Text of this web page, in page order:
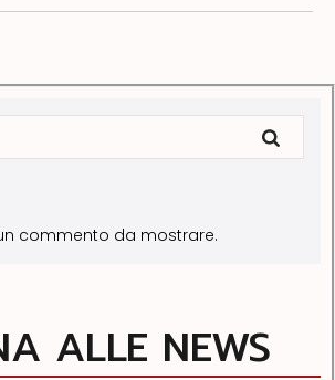
commento da mostrare.
ALLE NEWS